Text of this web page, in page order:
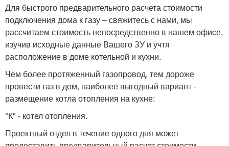
Для быстрого предварительного расчета стоимости
подключения дома к газу – свяжитесь с нами, мы
рассчитаем стоимость непосредственно в нашем офисе,
изучив исходные данные Вашего ЗУ и учтя
расположение в доме котельной и кухни.
Чем более протяженный газопровод, тем дороже
провести газ в дом, наиболее выгодный вариант -
размещение котла отопления на кухне:
"К" - котел отопления.
Проектный отдел в течение одного дня может